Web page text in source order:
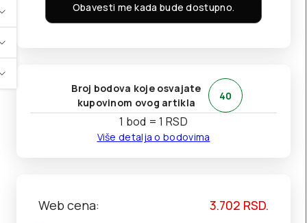
Obavesti me kada bude dostupno.
Broj bodova koje osvajate
kupovinom ovog artikla
40
1 bod = 1 RSD
Više detalja o bodovima
Web cena: 3.702 RSD.